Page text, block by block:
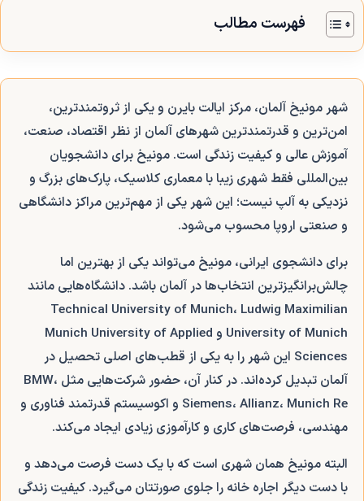
فهرست مطالب
شهر مونیخ آلمان، مرکز ایالت بایرن و یکی از ثروتمندترین،
امن‌ترین و قدرتمندترین شهرهای آلمان از نظر اقتصاد، صنعت،
آموزش عالی و کیفیت زندگی است. مونیخ برای دانشجویان
بین‌المللی فقط شهری زیبا با معماری کلاسیک، پارک‌های بزرگ و
نزدیکی به آلپ نیست؛ این شهر یکی از مهم‌ترین مراکز دانشگاهی
و صنعتی اروپا محسوب می‌شود.
برای دانشجوی ایرانی، مونیخ می‌تواند یکی از بهترین اما
چالش‌برانگیزترین انتخاب‌ها در آلمان باشد. دانشگاه‌هایی مانند
Technical University of Munich، Ludwig Maximilian
University of Munich و Munich University of Applied
Sciences این شهر را به یکی از قطب‌های اصلی تحصیل در
آلمان تبدیل کرده‌اند. در کنار آن، حضور شرکت‌هایی مثل BMW،
Siemens، Allianz، Munich Re و اکوسیستم قدرتمند فناوری و
مهندسی، فرصت‌های کاری و کارآموزی زیادی ایجاد می‌کند.
البته مونیخ همان شهری است که با یک دست فرصت می‌دهد و
با دست دیگر اجاره خانه را جلوی صورتتان می‌گیرد. کیفیت زندگی